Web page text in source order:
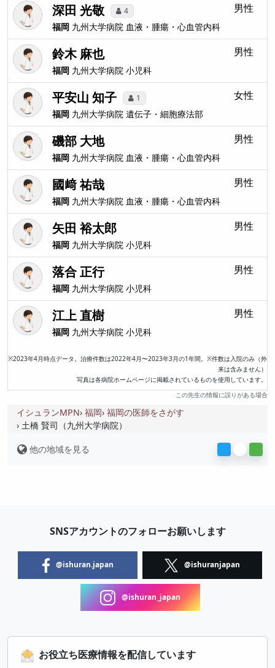
深田 光敬 4
福岡 九州大学病院 血液・腫瘍・心血管内科
男性
鈴木 麻也
福岡 九州大学病院 小児科
男性
平安山 知子 1
福岡 九州大学病院 遺伝子・細胞療法部
女性
磯部 大地
福岡 九州大学病院 血液・腫瘍・心血管内科
男性
國﨑 祐哉
福岡 九州大学病院 血液・腫瘍・心血管内科
男性
矢田 裕太郎
福岡 九州大学病院 小児科
男性
落合 正行
福岡 九州大学病院 小児科
男性
江上 直樹
福岡 九州大学病院 小児科
男性
※2023年4月時点データ。治療件数は2022年4月〜2023年3月の1年間。※件数は入院のみ（外
来は含みません）
写真は各病院ホームページに掲載されているものを使用しています。
この先生の情報に誤りがある場合
イシュランMPN 福岡 福岡の医師をさがす
土橋 賢司（九州大学病院）
他の地域を見る
SNSアカウントのフォローお願いします
@ishuran.japan @ishuranjapan
@ishuran_japan
お役立ち医療情報を配信しています